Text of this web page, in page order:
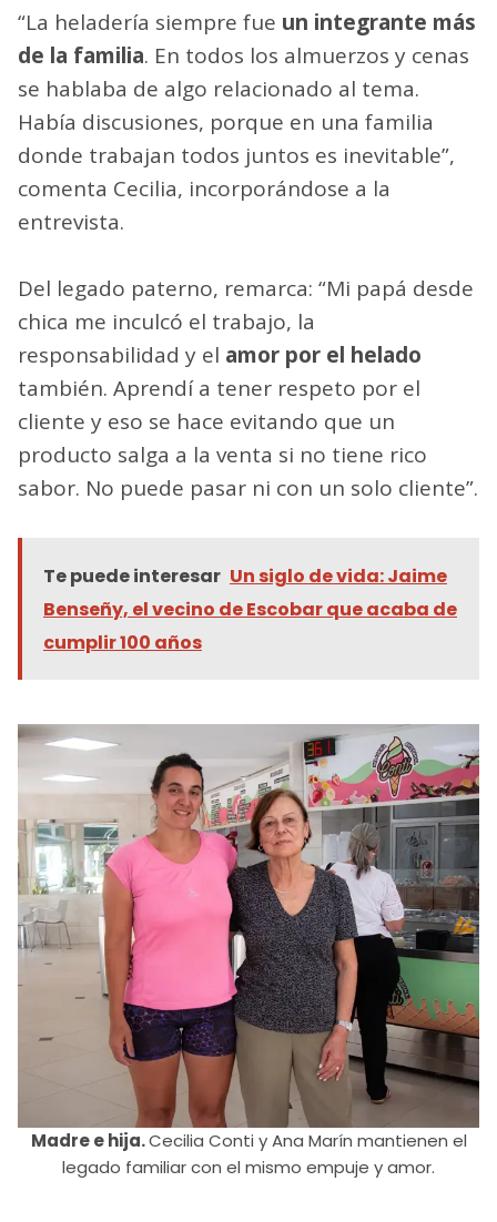
“La heladería siempre fue un integrante más
de la familia. En todos los almuerzos y cenas
se hablaba de algo relacionado al tema.
Había discusiones, porque en una familia
donde trabajan todos juntos es inevitable”,
comenta Cecilia, incorporándose a la
entrevista.
Del legado paterno, remarca: “Mi papá desde
chica me inculcó el trabajo, la
responsabilidad y el amor por el helado
también. Aprendí a tener respeto por el
cliente y eso se hace evitando que un
producto salga a la venta si no tiene rico
sabor. No puede pasar ni con un solo cliente”.
Te puede interesar Un siglo de vida: Jaime
Benseñy, el vecino de Escobar que acaba de
cumplir 100 años
Madre e hija.Cecilia Conti y Ana Marín mantienen el
legado familiar con el mismo empuje y amor.